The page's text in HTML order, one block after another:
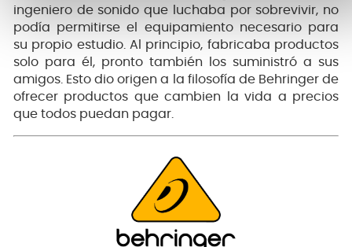
ingeniero de sonido que luchaba por sobrevivir, no
podía permitirse el equipamiento necesario para
su propio estudio. Al principio, fabricaba productos
solo para él, pronto también los suministró a sus
amigos. Esto dio origen a la filosofía de Behringer de
ofrecer productos que cambien la vida a precios
que todos puedan pagar.